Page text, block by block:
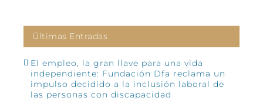
Últimas Entradas
El empleo, la gran llave para una vida
independiente: Fundación Dfa reclama un
impulso decidido a la inclusión laboral de
las personas con discapacidad